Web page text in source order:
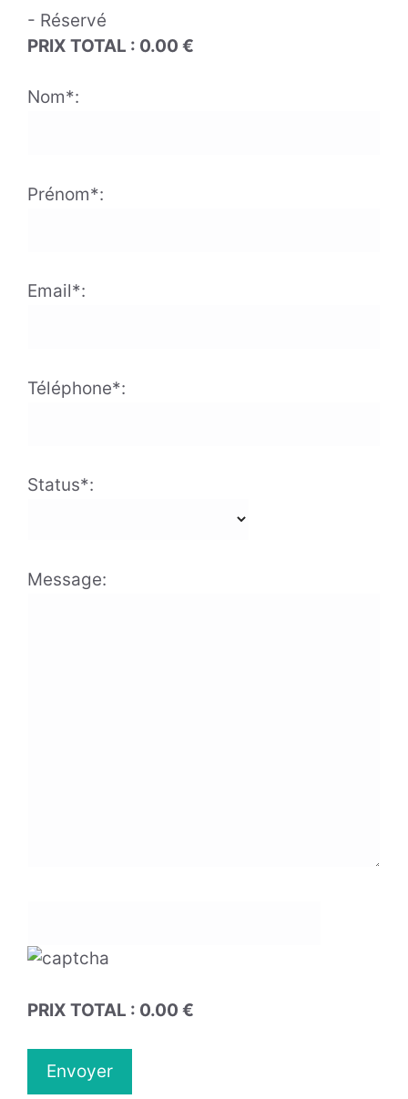
- Réservé
PRIX TOTAL : 0.00 €
Nom*:
Prénom*:
Email*:
Téléphone*:
Status*:
Message:
PRIX TOTAL : 0.00 €